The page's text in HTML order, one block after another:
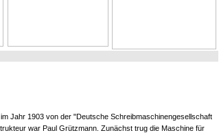
Jahr 1903 von der "Deutsche Schreibmaschinengesellschaft
war Paul Grützmann. Zunächst trug die Maschine für